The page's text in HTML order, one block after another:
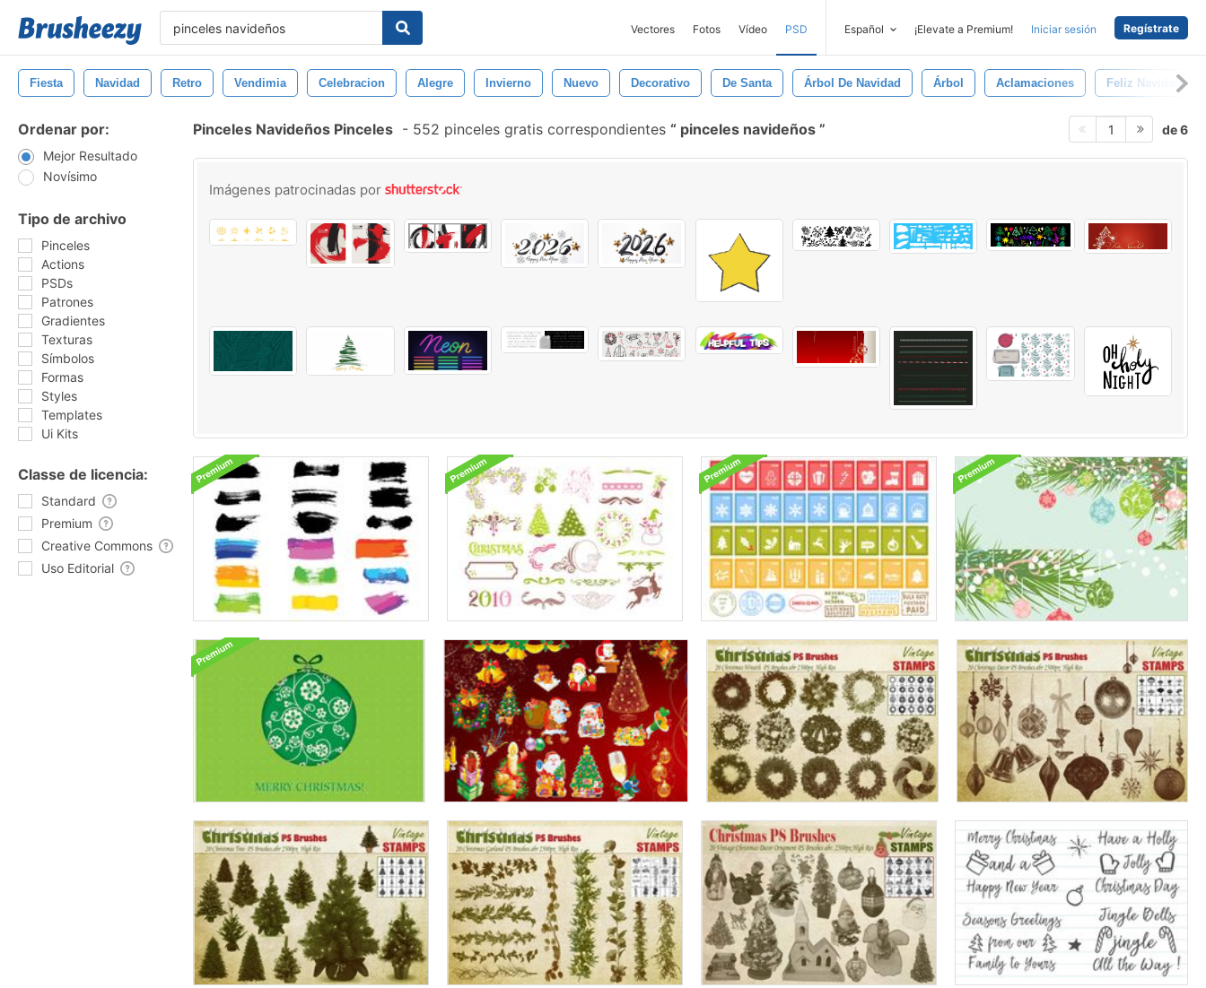
Vectores Fotos Vídeo PSD Español ¡Elevate a Premium! Iniciar sesión Regístrate
Fiesta Navidad Retro Vendimia Celebracion Alegre Invierno Nuevo Decorativo De Santa Árbol De Navidad Árbol Aclamaciones Feliz Navidad
Ordenar por:
Mejor Resultado
Novísimo
Tipo de archivo
Pinceles
Actions
PSDs
Patrones
Gradientes
Texturas
Símbolos
Formas
Styles
Templates
Ui Kits
Classe de licencia:
Standard
Premium
Creative Commons
Uso Editorial
Pinceles Navideños Pinceles - 552 pinceles gratis correspondientes pinceles navideños 1 de 6
Imágenes patrocinadas por